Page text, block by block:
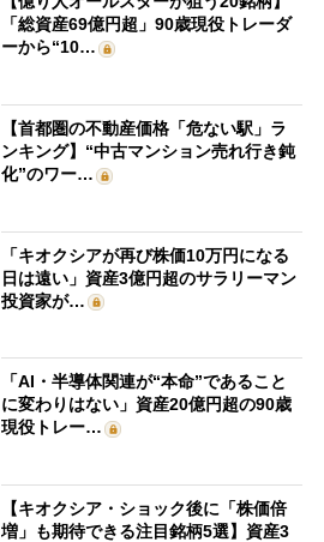
「総資産69億円超」90歳現役トレーダ
ーから“10…
【首都圏の不動産価格「危ない駅」ラ
ンキング】“中古マンション売れ行き鈍
化”のワー…
「キオクシアが再び株価10万円になる
日は遠い」資産3億円超のサラリーマン
投資家が…
「AI・半導体関連が“本命”であること
に変わりはない」資産20億円超の90歳
現役トレー…
【キオクシア・ショック後に「株価倍
増」も期待できる注目銘柄5選】資産3